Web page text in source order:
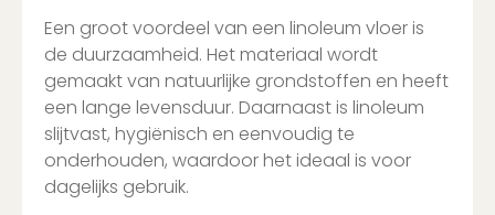
Een groot voordeel van een linoleum vloer is
de duurzaamheid. Het materiaal wordt
gemaakt van natuurlijke grondstoffen en heeft
een lange levensduur. Daarnaast is linoleum
slijtvast, hygiënisch en eenvoudig te
onderhouden, waardoor het ideaal is voor
dagelijks gebruik.